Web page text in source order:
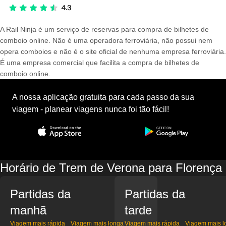
A Rail Ninja é um serviço de reservas para compra de bilhetes de
comboio online. Não é uma operadora ferroviária, não possui nem
opera comboios e não é o site oficial de nenhuma empresa ferroviária.
É uma empresa comercial que facilita a compra de bilhetes de
comboio online.
A nossa aplicação gratuita para cada passo da sua
viagem - planear viagens nunca foi tão fácil!
Horário de Trem de Verona para Florença
Partidas da
manhã
Viagem mais rápida Viagem mais longa
Partidas da
tarde
Viagem mais rápida Viagem mais